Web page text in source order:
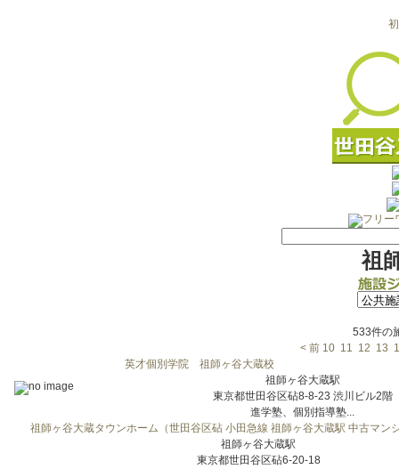
祖
533件の
< 前 10 11 12 13
英才個別学院 祖師ヶ谷大蔵校
祖師ヶ谷大蔵駅
東京都世田谷区砧8-8-23 渋川ビル2階
進学塾、個別指導塾...
祖師ヶ谷大蔵タウンホーム（世田谷区砧 小田急線 祖師ヶ谷大蔵駅 中古マン
祖師ヶ谷大蔵駅
東京都世田谷区砧6-20-18